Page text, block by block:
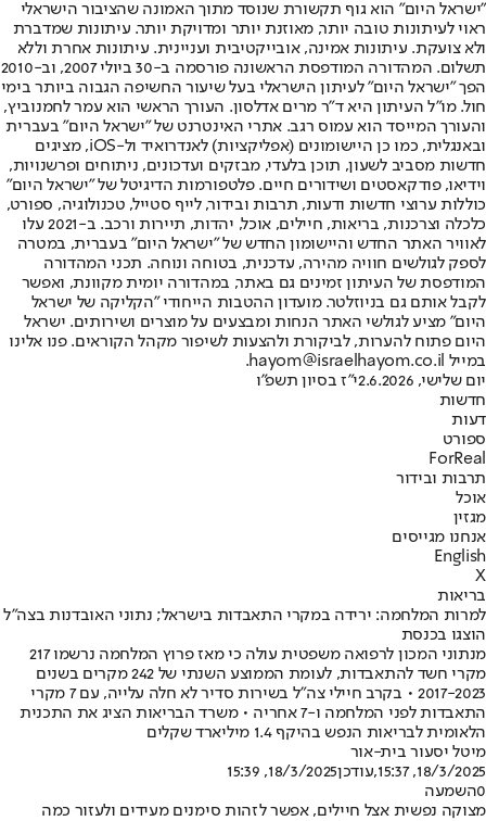
"ישראל היום" הוא גוף תקשורת שנוסד מתוך האמונה שהציבור הישראלי
ראוי לעיתונות טובה יותר, מאוזנת יותר ומדויקת יותר. עיתונות שמדברת
ולא צועקת. עיתונות אמינה, אובייקטיבית ועניינית. עיתונות אחרת וללא
תשלום. המהדורה המודפסת הראשונה פורסמה ב-30 ביולי 2007, וב-2010
הפך "ישראל היום" לעיתון הישראלי בעל שיעור החשיפה הגבוה ביותר בימי
חול. מו"ל העיתון היא ד"ר מרים אדלסון. העורך הראשי הוא עמר לחמנוביץ,
והעורך המייסד הוא עמוס רגב. אתרי האינטרנט של "ישראל היום" בעברית
ובאנגלית, כמו כן היישומונים (אפליקציות) לאנדרואיד ול-iOS, מציגים
חדשות מסביב לשעון, תוכן בלעדי, מבזקים ועדכונים, ניתוחים ופרשנויות,
וידיאו, פודקאסטים ושידורים חיים. פלטפורמות הדיגיטל של "ישראל היום"
כוללות ערוצי חדשות ודעות, תרבות ובידור, לייף סטייל, טכנולוגיה, ספורט,
כלכלה וצרכנות, בריאות, חיילים, אוכל, יהדות, תיירות ורכב. ב-2021 עלו
לאוויר האתר החדש והיישומון החדש של "ישראל היום" בעברית, במטרה
לספק לגולשים חוויה מהירה, עדכנית, בטוחה ונוחה. תכני המהדורה
המודפסת של העיתון זמינים גם באתר, במהדורה יומית מקוונת, ואפשר
לקבל אותם גם בניוזלטר. מועדון ההטבות הייחודי "הקליקה של ישראל
היום" מציע לגולשי האתר הנחות ומבצעים על מוצרים ושירותים. ישראל
היום פתוח להערות, לביקורת ולהצעות לשיפור מקהל הקוראים. פנו אלינו
במייל hayom@israelhayom.co.il.
יום שלישי, 2.6.2026
י"ז בסיון תשפ"ו
חדשות
דעות
ספורט
ForReal
תרבות ובידור
אוכל
מגזין
אנחנו מגייסים
English
X
בריאות
למרות המלחמה: ירידה במקרי התאבדות בישראל; נתוני האובדנות בצה"ל
הוצגו בכנסת
מנתוני המכון לרפואה משפטית עולה כי מאז פרוץ המלחמה נרשמו 217
מקרי חשד להתאבדות, לעומת הממוצע השנתי של 242 מקרים בשנים
2017-2023 • בקרב חיילי צה"ל בשירות סדיר לא חלה עלייה, עם 7 מקרי
התאבדות לפני המלחמה ו-7 אחריה • משרד הבריאות הציג את התכנית
הלאומית לבריאות הנפש בהיקף 1.4 מיליארד שקלים
מיטל יסעור בית-אור
18/3/2025, 15:37
,עודכן18/3/2025, 15:39
0השמעה
מצוקה נפשית אצל חיילים, אפשר לזהות סימנים מעידים ולעזור כמה